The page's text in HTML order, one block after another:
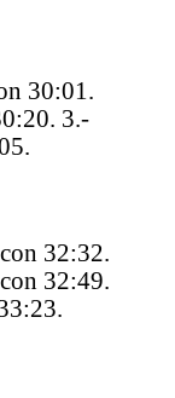
30:01.
3.-
32:32.
32:49.